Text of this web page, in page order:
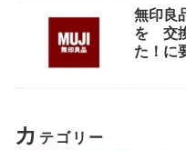
無印良
を 交
た！に
カ テゴリー